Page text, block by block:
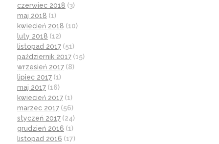
czerwiec 2018 (3)
maj 2018 (1)
kwiecień 2018 (10)
luty 2018 (12)
listopad 2017 (51)
październik 2017 (15)
wrzesień 2017 (8)
lipiec 2017 (1)
maj 2017 (16)
kwiecień 2017 (1)
marzec 2017 (56)
styczeń 2017 (24)
grudzień 2016 (1)
listopad 2016 (17)